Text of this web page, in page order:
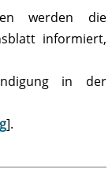
werden die
informiert,
in der
].